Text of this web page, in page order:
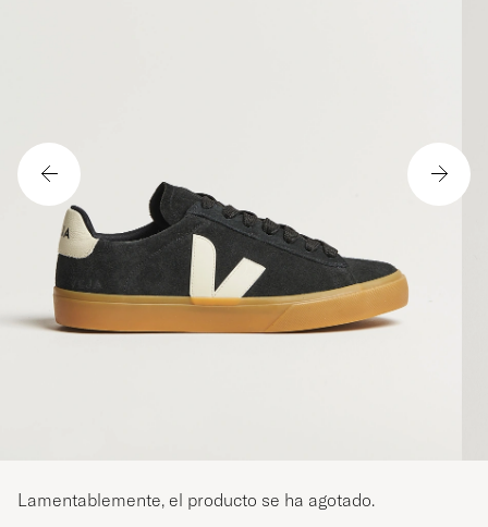
Lamentablemente, el producto se ha agotado.